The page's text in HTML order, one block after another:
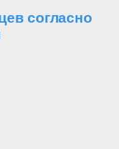
согласно